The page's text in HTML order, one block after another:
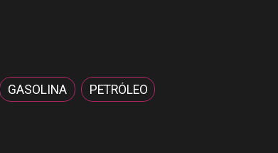
GASOLINA PETRÓLEO